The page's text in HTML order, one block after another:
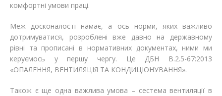
комфортні умови праці.
Меж досконалості намає, а ось норми, яких важливо
дотримуватися, розроблені вже давно на державному
рівні та прописані в нормативних документах, ними ми
керуємось у першу чергу. Це ДБН В.2.5-67:2013
«ОПАЛЕННЯ, ВЕНТИЛЯЦІЯ ТА КОНДИЦІОНУВАННЯ».
Також є ще одна важлива умова – сестема вентиляції в